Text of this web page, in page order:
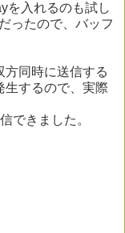
を入れるのも試し
ったので、バッフ
方同時に送信する
生するので、実際
できました。